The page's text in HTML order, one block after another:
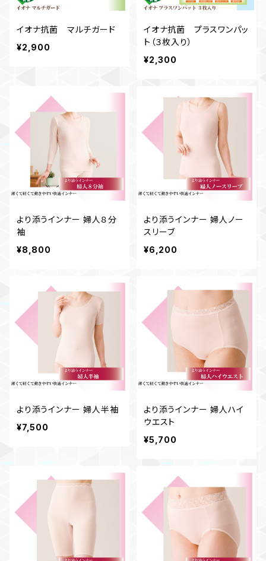
イオナ抗菌 マルチガード
¥2,900
イオナ抗菌 プラスワンパッ
ト（３枚入り）
¥2,300
より添うインナー 婦人８分
袖
¥8,800
より添うインナー 婦人ノー
スリーブ
¥6,200
より添うインナー 婦人半袖
¥7,500
より添うインナー 婦人ハイ
ウエスト
¥5,700